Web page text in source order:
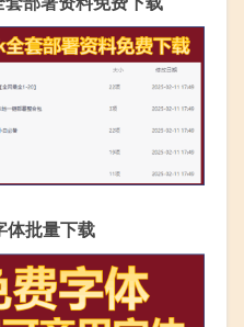
体批量下载